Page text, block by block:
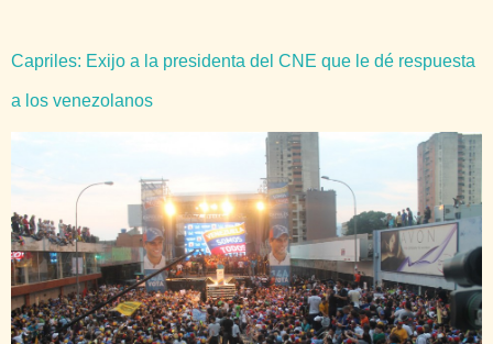
Capriles: Exijo a la presidenta del CNE que le dé respuesta
a los venezolanos